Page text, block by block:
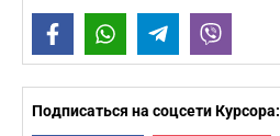
FacebookWhatsAppTelegram
Подписаться на соцсети Курсора: